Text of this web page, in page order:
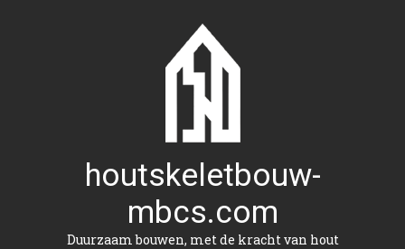
houtskeletbouw-
mbcs.com
Duurzaam bouwen, met de kracht van hout